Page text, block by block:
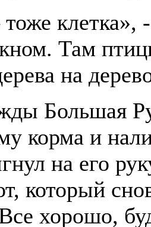
Там
на
Большая
корма и
на его
который
хорошо,